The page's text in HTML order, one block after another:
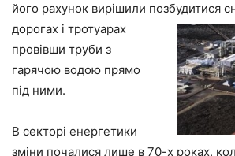
його рахунок вирішили позбудитися
дорогах і тротуарах
провівши труби з
гарячою водою прямо
під ними.
В секторі енергетики
зміни почалися лише в 70-х роках,